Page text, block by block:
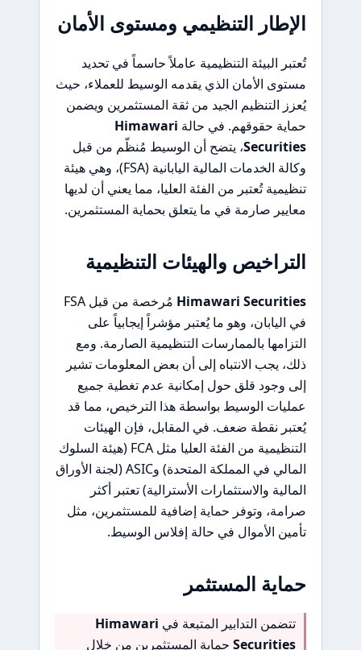
الإطار التنظيمي ومستوى الأمان
تُعتبر البيئة التنظيمية عاملاً حاسماً في تحديد
مستوى الأمان الذي يقدمه الوسيط للعملاء، حيث
يُعزز التنظيم الجيد من ثقة المستثمرين ويضمن
حماية حقوقهم. في حالة Himawari
Securities، يتضح أن الوسيط مُنظّم من قبل
وكالة الخدمات المالية اليابانية (FSA)، وهي هيئة
تنظيمية تُعتبر من الفئة العليا، مما يعني أن لديها
معايير صارمة في ما يتعلق بحماية المستثمرين.
التراخيص والهيئات التنظيمية
Himawari Securities
مُرخصة من قبل FSA
في اليابان، وهو ما يُعتبر مؤشراً إيجابياً على
التزامها بالممارسات التنظيمية الصارمة. ومع
ذلك، يجب الانتباه إلى أن بعض المعلومات تشير
إلى وجود قلق حول إمكانية عدم تغطية جميع
عمليات الوسيط بواسطة هذا الترخيص، مما قد
يُعتبر نقطة ضعف. في المقابل، فإن الهيئات
التنظيمية من الفئة العليا مثل FCA (هيئة السلوك
المالي في المملكة المتحدة) وASIC (لجنة الأوراق
المالية والاستثمارات الأسترالية) تعتبر أكثر
صرامة، وتوفر حماية إضافية للمستثمرين، مثل
تأمين الأموال في حالة إفلاس الوسيط.
حماية المستثمر
تتضمن التدابير المتبعة في Himawari
Securitiesحماية المستثمرين من خلال